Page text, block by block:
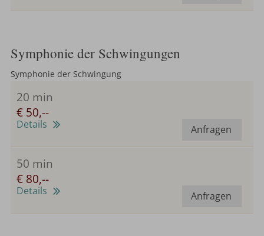
Symphonie der Schwingungen
Symphonie der Schwingung
20 min
€ 50,--
Anfragen
Details
50 min
€ 80,--
Anfragen
Details